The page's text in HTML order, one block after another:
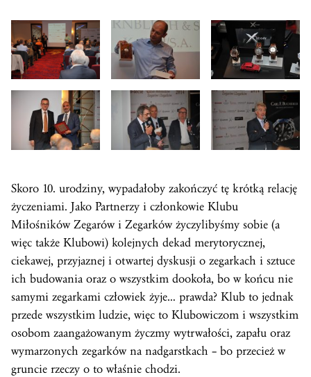
Skoro 10. urodziny, wypadałoby zakończyć tę krótką relację
życzeniami. Jako Partnerzy i członkowie Klubu
Miłośników Zegarów i Zegarków życzylibyśmy sobie (a
więc także Klubowi) kolejnych dekad merytorycznej,
ciekawej, przyjaznej i otwartej dyskusji o zegarkach i sztuce
ich budowania oraz o wszystkim dookoła, bo w końcu nie
samymi zegarkami człowiek żyje… prawda? Klub to jednak
przede wszystkim ludzie, więc to Klubowiczom i wszystkim
osobom zaangażowanym życzmy wytrwałości, zapału oraz
wymarzonych zegarków na nadgarstkach – bo przecież w
gruncie rzeczy o to właśnie chodzi.